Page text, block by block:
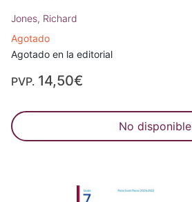
Jones, Richard
Agotado
Agotado en la editorial
PVP. 14,50€
No disponible